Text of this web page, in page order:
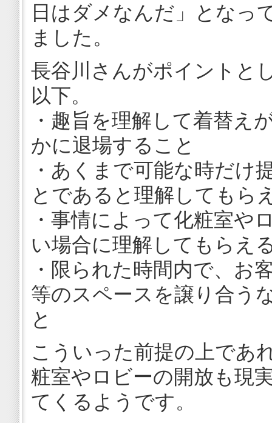
日はダメなんだ」となっ
ました。
長谷川さんがポイントと
以下。
・趣旨を理解して着替え
かに退場すること
・あくまで可能な時だけ
とであると理解してもら
・事情によって化粧室や
い場合に理解してもらえ
・限られた時間内で、お
等のスペースを譲り合う
と
こういった前提の上であ
粧室やロビーの開放も現
てくるようです。